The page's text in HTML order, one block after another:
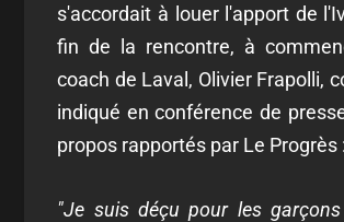
s'accordait à louer l'apport de
fin de la rencontre, à
coach de Laval, Olivier Frapolli,
indiqué en conférence de
propos rapportés par Le Progrès :
"Je suis déçu pour les